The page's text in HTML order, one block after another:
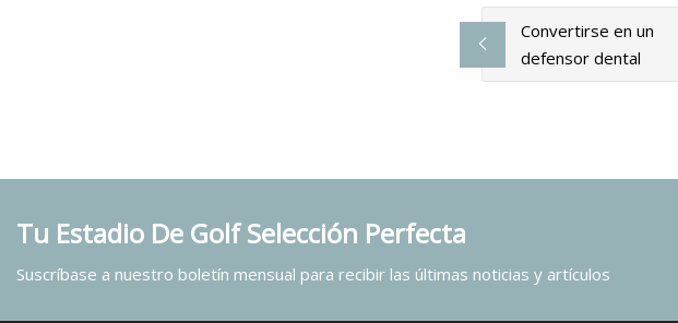
Convertirse en un
defensor dental
Tu Estadio De Golf Selección Perfecta
Suscríbase a nuestro boletín mensual para recibir las últimas noticias y artículos